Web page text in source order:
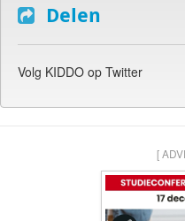
Delen
Volg KIDDO op Twitter
[